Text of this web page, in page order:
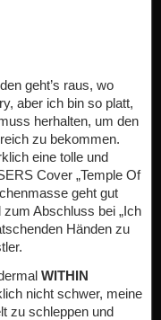
geht’s raus, wo
aber ich bin so platt,
herhalten, um den
zu bekommen.
eine tolle und
Cover „Temple Of
geht gut
zum Abschluss bei „Ich
Händen zu
WITHIN
nicht schwer, meine
zu schleppen und